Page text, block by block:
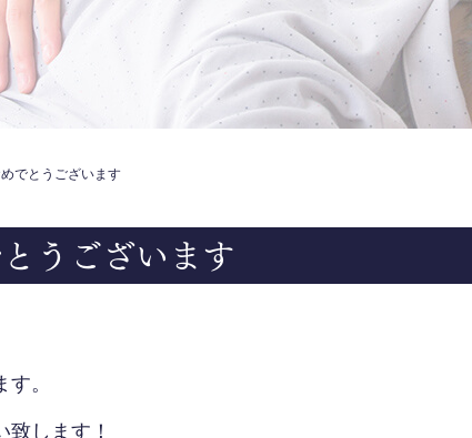
でとうございます
うございます
。
します！